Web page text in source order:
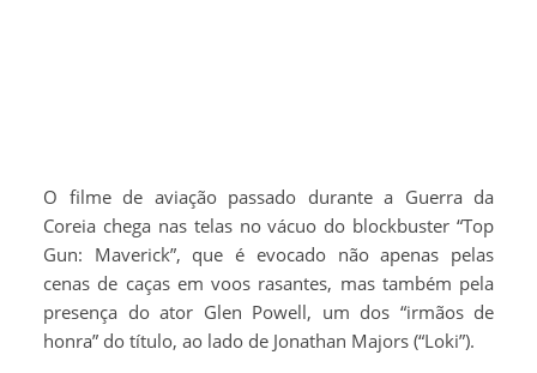
O filme de aviação passado durante a Guerra da
Coreia chega nas telas no vácuo do blockbuster “Top
Gun: Maverick”, que é evocado não apenas pelas
cenas de caças em voos rasantes, mas também pela
presença do ator Glen Powell, um dos “irmãos de
honra” do título, ao lado de Jonathan Majors (“Loki”).